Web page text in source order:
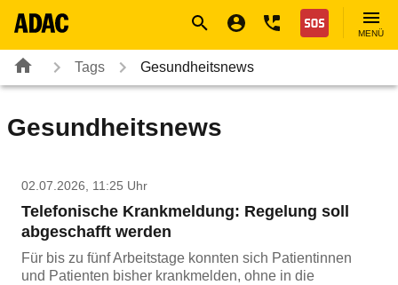
Nothilfe
MENÜ
Tags Gesundheitsnews
Gesundheitsnews
02.07.2026, 11:25 Uhr
Telefonische Krankmeldung: Regelung soll
abgeschafft werden
Für bis zu fünf Arbeitstage konnten sich Patientinnen
und Patienten bisher krankmelden, ohne in die